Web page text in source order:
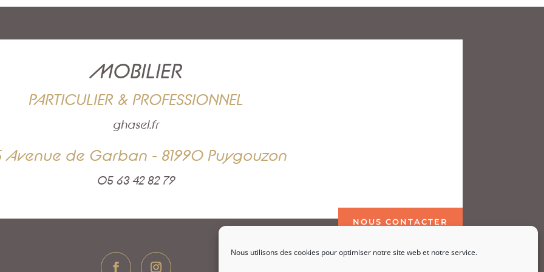
Nous utilisons des cookies pour optimiser notre site web et notre service.
MOBILIER
PARTICULIER & PROFESSIONNEL
ghasel.fr
Avenue de Garban - 81990 Puygouzon
05 63 42 82 79
NOUS CONTACTER